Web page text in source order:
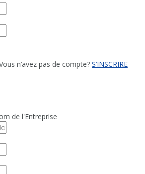
n’avez pas de compte? S’INSCRIRE
de l'Entreprise